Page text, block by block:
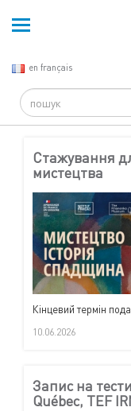
en français
Search
Стажування
мистецтва
Кінцевий термін
10.06.2026
Запис на
Québec, TEF